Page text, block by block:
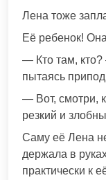
Лена тоже
Её ребенок!
— Кто там,
пытаясь
— Вот, смотри,
резкий и
Саму её Лена
держала в
практически к